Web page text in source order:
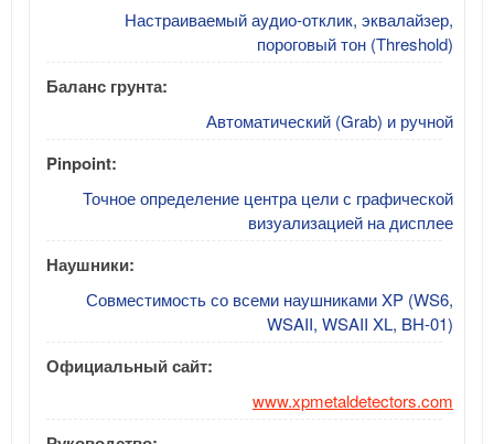
Настраиваемый аудио-отклик, эквалайзер,
пороговый тон (Threshold)
Баланс грунта:
Автоматический (Grab) и ручной
Pinpoint:
Точное определение центра цели с графической
визуализацией на дисплее
Наушники:
Совместимость со всеми наушниками XP (WS6,
WSAII, WSAII XL, BH-01)
Официальный сайт:
www.xpmetaldetectors.com